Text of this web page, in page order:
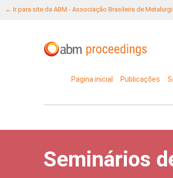
← Ir para site da ABM - Associação Brasileira de
Pagina inicial Publicações
Seminários